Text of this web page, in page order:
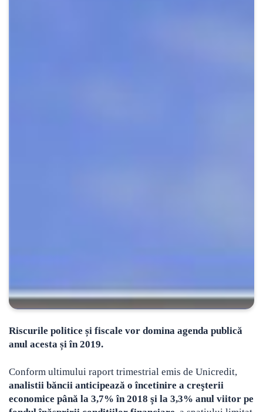
Riscurile politice și fiscale vor domina agenda publică
anul acesta și în 2019.
Conform ultimului raport trimestrial emis de Unicredit,
analistii băncii anticipează o încetinire a creşterii
economice până la 3,7% în 2018 şi la 3,3% anul viitor pe